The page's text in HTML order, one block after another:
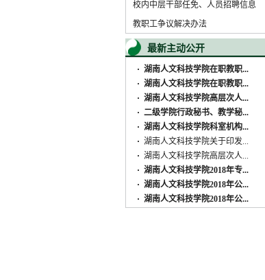
校内中层干部任免、人员招聘信息
教职工争议解决办法
最新主动公开
· 湖南人文科技学院在职教职...
· 湖南人文科技学院在职教职...
· 湖南人文科技学院高层次人...
· 二级学院行政秘书、教学秘...
· 湖南人文科技学院科室机构...
· 湖南人文科技学院关于印发...
· 湖南人文科技学院高层次人...
· 湖南人文科技学院2018年专...
· 湖南人文科技学院2018年公...
· 湖南人文科技学院2018年公...